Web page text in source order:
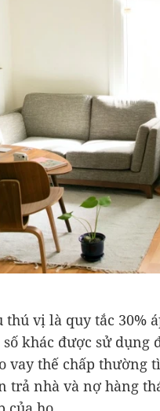
thú vị là quy tắc 30%
khác được sử dụng
vay thế chấp thường
trả nhà và nợ hàng